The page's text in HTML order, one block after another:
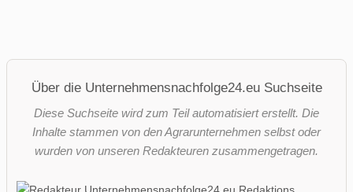
Über die Unternehmensnachfolge24.eu Suchseite
Diese Suchseite wird zum Teil automatisiert erstellt. Die
Inhalte stammen von den Agrarunternehmen selbst oder
wurden von unseren Redakteuren zusammengetragen.